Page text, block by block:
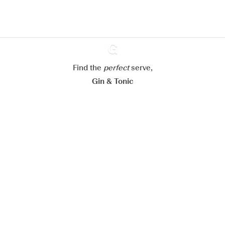
Ginventory
Find the perfectserve,
Gin & Tonic
Paramétrer mes cookies
Refuser tout Accepter tout